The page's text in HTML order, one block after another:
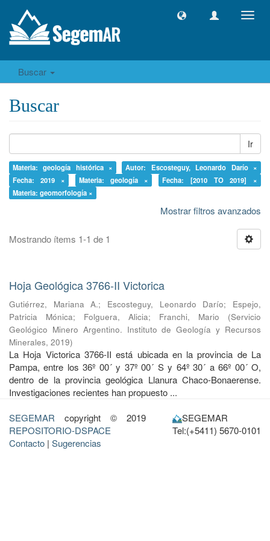
Buscar
Buscar
Ir
Materia: geología histórica ×
Autor: Escosteguy, Leonardo Darío ×
Fecha: 2019 ×
Materia: geología ×
Fecha: [2010 TO 2019] ×
Materia: geomorfología ×
Mostrar filtros avanzados
Mostrando ítems 1-1 de 1
Hoja Geológica 3766-II Victorica
Gutiérrez, Mariana A.; Escosteguy, Leonardo Darío; Espejo,
Patricia Mónica; Folguera, Alicia; Franchi, Mario (Servicio
Geológico Minero Argentino. Instituto de Geología y Recursos
Minerales, 2019)
La Hoja Victorica 3766-II está ubicada en la provincia de La
Pampa, entre los 36º 00´ y 37º 00´ S y 64º 30´ a 66º 00´ O,
dentro de la provincia geológica Llanura Chaco-Bonaerense.
Investigaciones recientes han propuesto ...
SEGEMAR copyright © 2019
REPOSITORIO-DSPACE
Contacto | Sugerencias
SEGEMAR
Tel:(+5411) 5670-0101